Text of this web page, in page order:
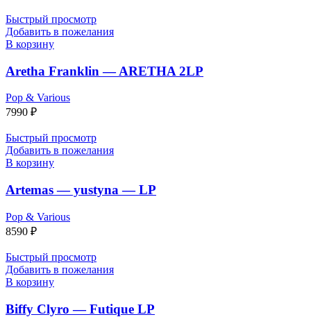
Быстрый просмотр
Добавить в пожелания
В корзину
Aretha Franklin — ARETHA 2LP
Pop & Various
7990 ₽
Быстрый просмотр
Добавить в пожелания
В корзину
Artemas — yustyna — LP
Pop & Various
8590 ₽
Быстрый просмотр
Добавить в пожелания
В корзину
Biffy Clyro — Futique LP